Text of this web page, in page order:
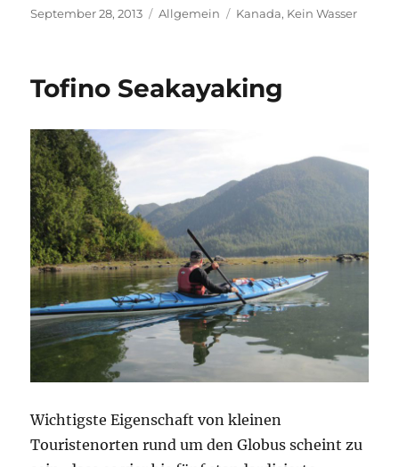
Veröffentlicht
September 28, 2013 Kategorien
Allgemein Schlagwörter
Kanada, Kein Wasser
Tofino Seakayaking
Wichtigste Eigenschaft von kleinen
Touristenorten rund um den Globus scheint zu